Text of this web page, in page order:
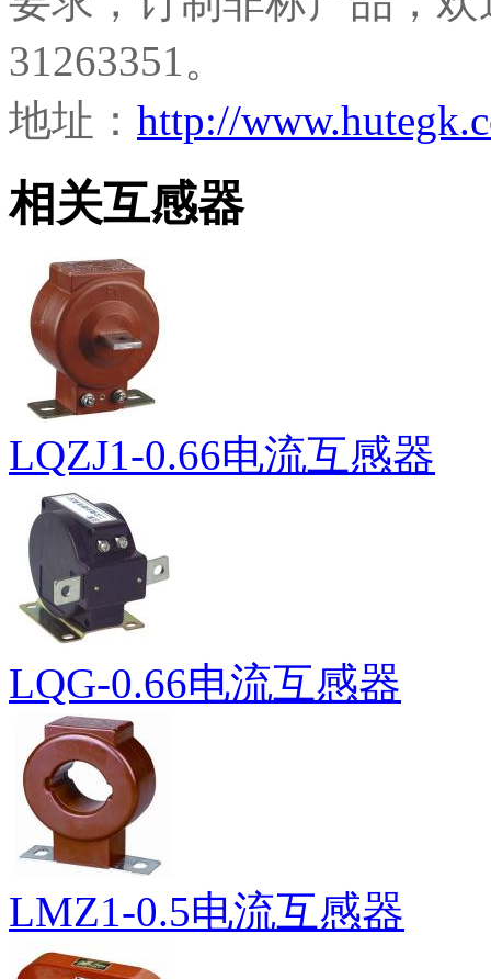
31263351。
地址： http://
相关互感器
LQZJ1-0.66电流互感器
LQG-0.66电流互感器
LMZ1-0.5电流互感器